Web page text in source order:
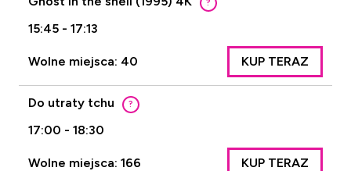
?
15:45 - 17:13
Wolne miejsca: 40 KUP TERAZ
Do utraty tchu ?
17:00 - 18:30
Wolne miejsca: 166 KUP TERAZ